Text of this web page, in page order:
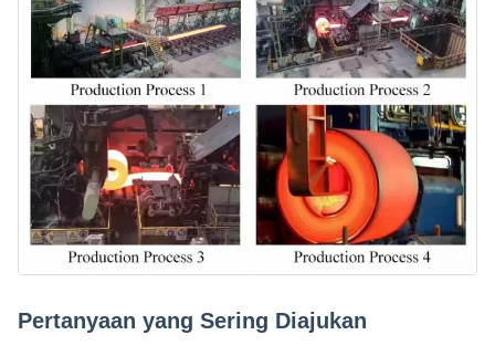
Pertanyaan yang Sering Diajukan